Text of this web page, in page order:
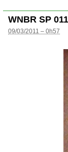
WNBR SP 011
09/03/2011 – 0h57